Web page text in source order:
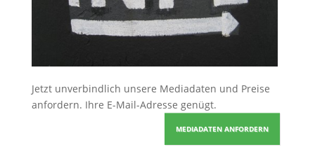
Jetzt unverbindlich unsere Mediadaten und Preise
anfordern. Ihre E-Mail-Adresse genügt.
MEDIADATEN ANFORDERN